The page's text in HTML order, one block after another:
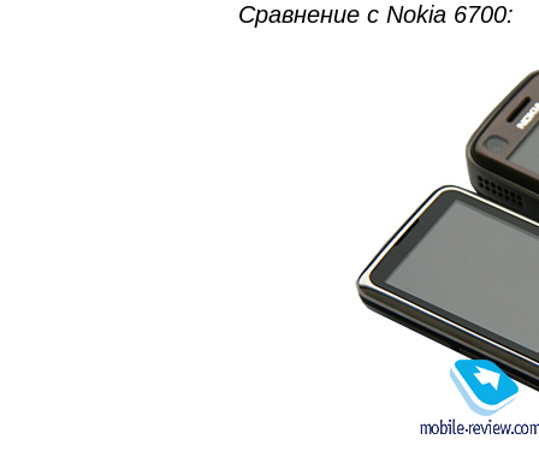
Сравнение с Nokia 6700: